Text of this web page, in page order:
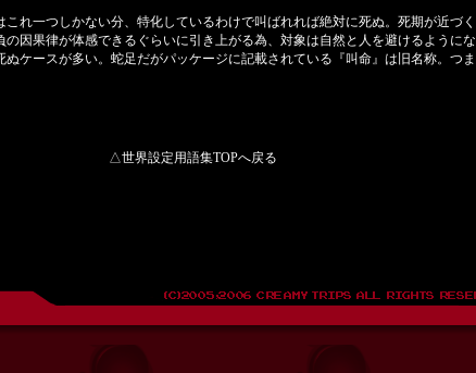
これ一つしかない分、特化しているわけで叫ばれれば絶対に死ぬ。死期が近づく
の因果律が体感できるぐらいに引き上がる為、対象は自然と人を避けるようにな
ぬケースが多い。蛇足だがパッケージに記載されている『叫命』は旧名称。つま
△世界設定用語集TOPへ戻る